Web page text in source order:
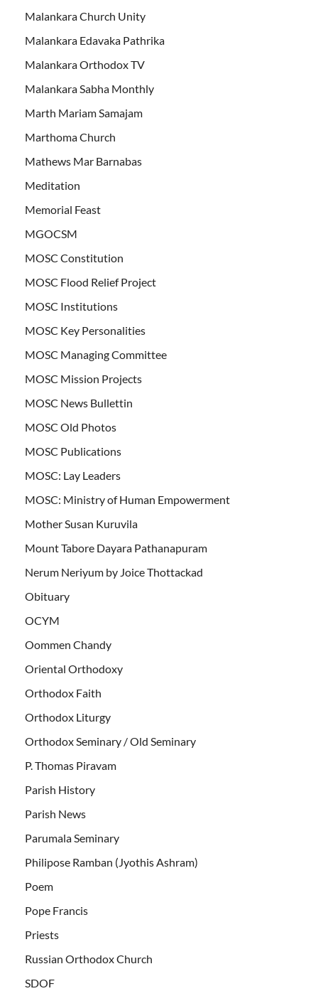
Malankara Church Unity
Malankara Edavaka Pathrika
Malankara Orthodox TV
Malankara Sabha Monthly
Marth Mariam Samajam
Marthoma Church
Mathews Mar Barnabas
Meditation
Memorial Feast
MGOCSM
MOSC Constitution
MOSC Flood Relief Project
MOSC Institutions
MOSC Key Personalities
MOSC Managing Committee
MOSC Mission Projects
MOSC News Bullettin
MOSC Old Photos
MOSC Publications
MOSC: Lay Leaders
MOSC: Ministry of Human Empowerment
Mother Susan Kuruvila
Mount Tabore Dayara Pathanapuram
Nerum Neriyum by Joice Thottackad
Obituary
OCYM
Oommen Chandy
Oriental Orthodoxy
Orthodox Faith
Orthodox Liturgy
Orthodox Seminary / Old Seminary
P. Thomas Piravam
Parish History
Parish News
Parumala Seminary
Philipose Ramban (Jyothis Ashram)
Poem
Pope Francis
Priests
Russian Orthodox Church
SDOF